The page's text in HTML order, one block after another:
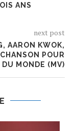
ANS
next post
AARON KWOK,
POUR
DU MONDE (MV)